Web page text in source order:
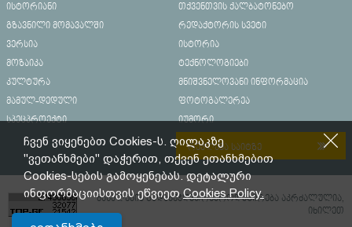
ისტორიანი
თქვენთვის ქალბატონებო
გზავნილი მომავალში
რედაქტორის სვეტი
ვერსია
ისტორია
მოზაიკა
ტექნოლოგიები
კულტურა
მნიშვნელოვანი ინფორმაცია
მამულ-დედული
ფოტოგალერეა
სპეცპროექტი
იუმორი
რეკლამა საიტზე
მასალების გადაბეჭდვა/რეპროდუცირება აკრძალულია,
იხილეთ
ჩვენ ვიყენებთ Cookies-ს. ღილაკზე
"ვეთანხმები" დაჭერით, თქვენ ეთანხმებით
Cookies-სების გამოყენებას. დეტალური
ინფორმაციისთვის ეწვიეთCookies Policy.